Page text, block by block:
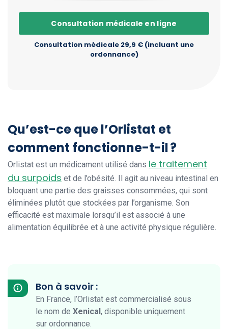
Consultation médicale en ligne
Consultation médicale 29,9 € (incluant une
ordonnance)
Qu’est-ce que l’Orlistat et
comment fonctionne-t-il ?
Orlistat est un médicament utilisé dans le traitement
du surpoids et de l’obésité. Il agit au niveau intestinal en
bloquant une partie des graisses consommées, qui sont
éliminées plutôt que stockées par l’organisme. Son
efficacité est maximale lorsqu’il est associé à une
alimentation équilibrée et à une activité physique régulière.
Bon à savoir :
En France, l’Orlistat est commercialisé sous
le nom de Xenical, disponible uniquement
sur ordonnance.